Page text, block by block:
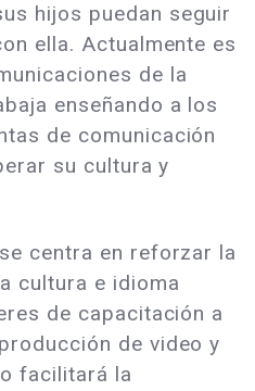
hijos puedan seguir
ella. Actualmente es
de la
enseñando a los
de comunicación
su cultura y
centra en reforzar la
cultura e idioma
de capacitación a
de video y
facilitará la